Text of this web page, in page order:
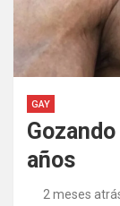
GAY
años
2 meses